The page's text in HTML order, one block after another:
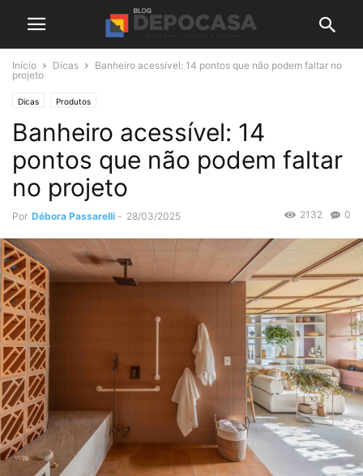
Início Dicas
Banheiro acessível: 14 pontos que não podem faltar no
projeto
Dicas Produtos
Banheiro acessível: 14
pontos que não podem faltar
no projeto
Por Débora Passarelli - 28/03/2025 0
2132